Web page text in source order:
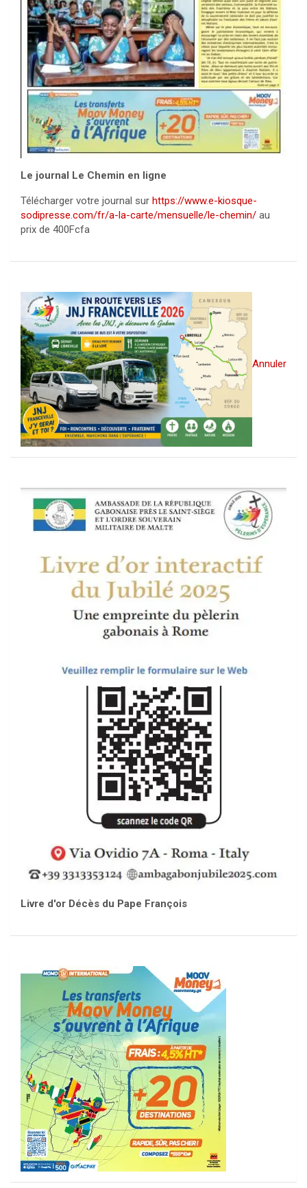
Le journal Le Chemin en ligne
Télécharger votre journal sur https://www.e-kiosque-
sodipresse.com/fr/a-la-carte/mensuelle/le-chemin/ au
prix de 400Fcfa
Annuler
Livre d'or Décès du Pape François